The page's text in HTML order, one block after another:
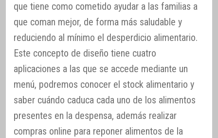
que tiene como cometido ayudar a las familias a
que coman mejor, de forma más saludable y
reduciendo al mínimo el desperdicio alimentario.
Este concepto de diseño tiene cuatro
aplicaciones a las que se accede mediante un
menú, podremos conocer el stock alimentario y
saber cuándo caduca cada uno de los alimentos
presentes en la despensa, además realizar
compras online para reponer alimentos de la